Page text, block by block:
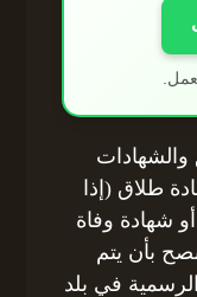
والشهادات
طلاق (إذا
شهادة وفاة
بأن يتم
في بلد